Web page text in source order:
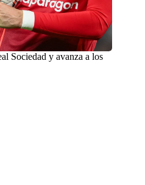
Sociedad y avanza a los